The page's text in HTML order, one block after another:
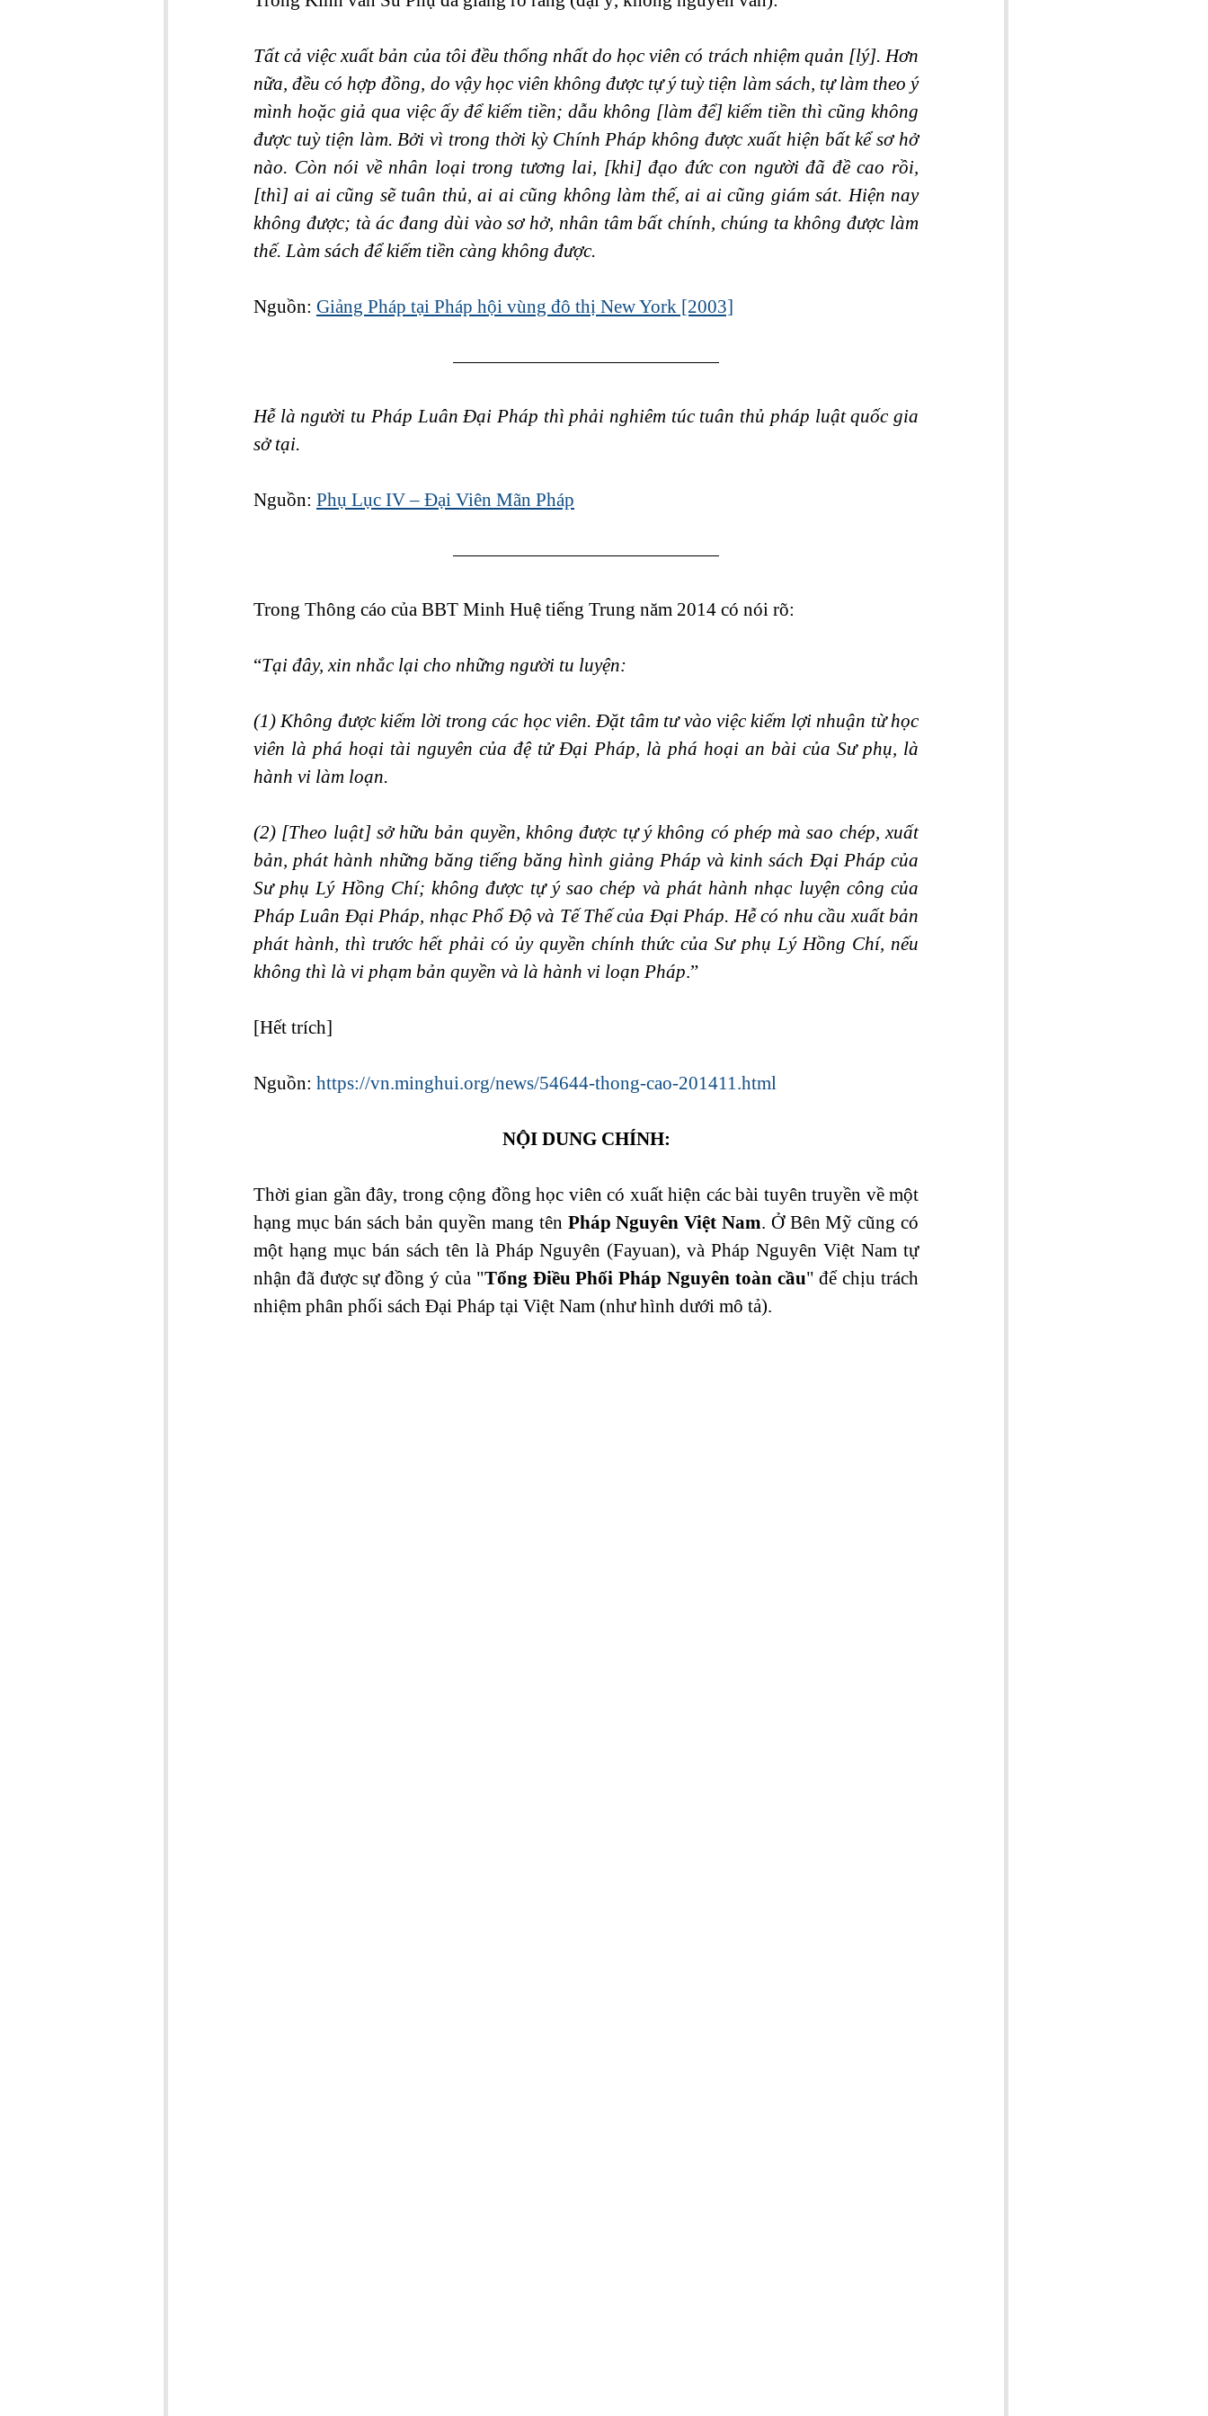
Tất cả việc xuất bản của tôi đều thống nhất do học viên có trách nhiệm quản [lý]. Hơn
nữa, đều có hợp đồng, do vậy học viên không được tự ý tuỳ tiện làm sách, tự làm theo ý
mình hoặc giả qua việc ấy để kiếm tiền; dẫu không [làm để] kiếm tiền thì cũng không
được tuỳ tiện làm. Bởi vì trong thời kỳ Chính Pháp không được xuất hiện bất kể sơ hở
nào. Còn nói về nhân loại trong tương lai, [khi] đạo đức con người đã đề cao rồi,
[thì] ai ai cũng sẽ tuân thủ, ai ai cũng không làm thế, ai ai cũng giám sát. Hiện nay
không được; tà ác đang dùi vào sơ hở, nhân tâm bất chính, chúng ta không được làm
thế. Làm sách để kiếm tiền càng không được.
Nguồn: Giảng Pháp tại Pháp hội vùng đô thị New York [2003]
Hễ là người tu Pháp Luân Đại Pháp thì phải nghiêm túc tuân thủ pháp luật quốc gia
sở tại.
Nguồn: Phụ Lục IV – Đại Viên Mãn Pháp
Trong Thông cáo của BBT Minh Huệ tiếng Trung năm 2014 có nói rõ:
“Tại đây, xin nhắc lại cho những người tu luyện:
(1) Không được kiếm lời trong các học viên. Đặt tâm tư vào việc kiếm lợi nhuận từ học
viên là phá hoại tài nguyên của đệ tử Đại Pháp, là phá hoại an bài của Sư phụ, là
hành vi làm loạn.
(2) [Theo luật] sở hữu bản quyền, không được tự ý không có phép mà sao chép, xuất
bản, phát hành những băng tiếng băng hình giảng Pháp và kinh sách Đại Pháp của
Sư phụ Lý Hồng Chí; không được tự ý sao chép và phát hành nhạc luyện công của
Pháp Luân Đại Pháp, nhạc Phổ Độ và Tế Thế của Đại Pháp. Hễ có nhu cầu xuất bản
phát hành, thì trước hết phải có ủy quyền chính thức của Sư phụ Lý Hồng Chí, nếu
không thì là vi phạm bản quyền và là hành vi loạn Pháp.”
[Hết trích]
Nguồn: https://vn.minghui.org/news/54644-thong-cao-201411.html
NỘI DUNG CHÍNH:
Thời gian gần đây, trong cộng đồng học viên có xuất hiện các bài tuyên truyền về một
hạng mục bán sách bản quyền mang tên Pháp Nguyên Việt Nam. Ở Bên Mỹ cũng có
một hạng mục bán sách tên là Pháp Nguyên (Fayuan), và Pháp Nguyên Việt Nam tự
nhận đã được sự đồng ý của "Tổng Điều Phối Pháp Nguyên toàn cầu" để chịu trách
nhiệm phân phối sách Đại Pháp tại Việt Nam (như hình dưới mô tả).